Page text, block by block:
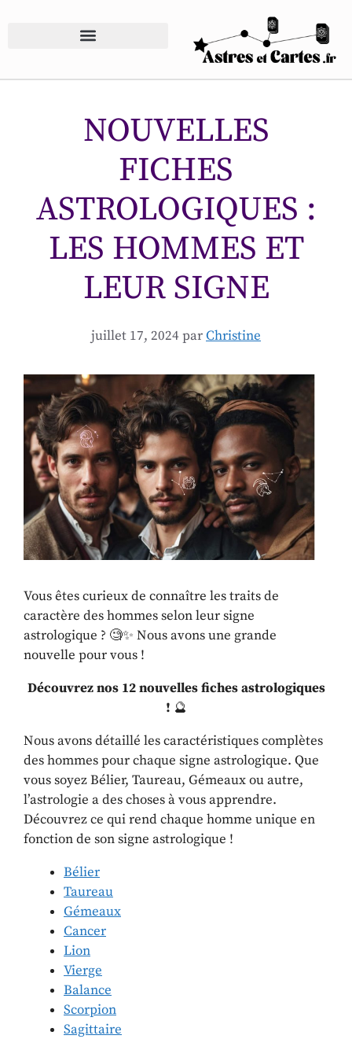
NOUVELLES
FICHES
ASTROLOGIQUES :
LES HOMMES ET
LEUR SIGNE
juillet 17, 2024parChristine
Vous êtes curieux de connaître les traits de
caractère des hommes selon leur signe
astrologique ? 🧐✨ Nous avons une grande
nouvelle pour vous !
Découvrez nos 12 nouvelles fiches astrologiques
! 🔮
Nous avons détaillé les caractéristiques complètes
des hommes pour chaque signe astrologique. Que
vous soyez Bélier, Taureau, Gémeaux ou autre,
l’astrologie a des choses à vous apprendre.
Découvrez ce qui rend chaque homme unique en
fonction de son signe astrologique !
Bélier
Taureau
Gémeaux
Cancer
Lion
Vierge
Balance
Scorpion
Sagittaire